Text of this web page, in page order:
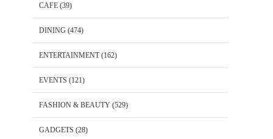
CAFE (39)
DINING (474)
ENTERTAINMENT(162)
EVENTS (121)
FASHION & BEAUTY (529)
GADGETS (28)